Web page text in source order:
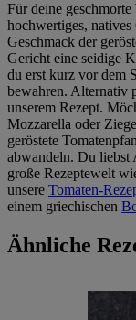
Für deine
hochwertiges,
Geschmack der
Gericht eine seidige
du erst kurz vor dem
bewahren. Alternativ
unserem Rezept.
Mozzarella oder
geröstete
abwandeln. Du liebst
große Rezeptewelt
unsere Tomaten-
einem griechischen
Ähnliche